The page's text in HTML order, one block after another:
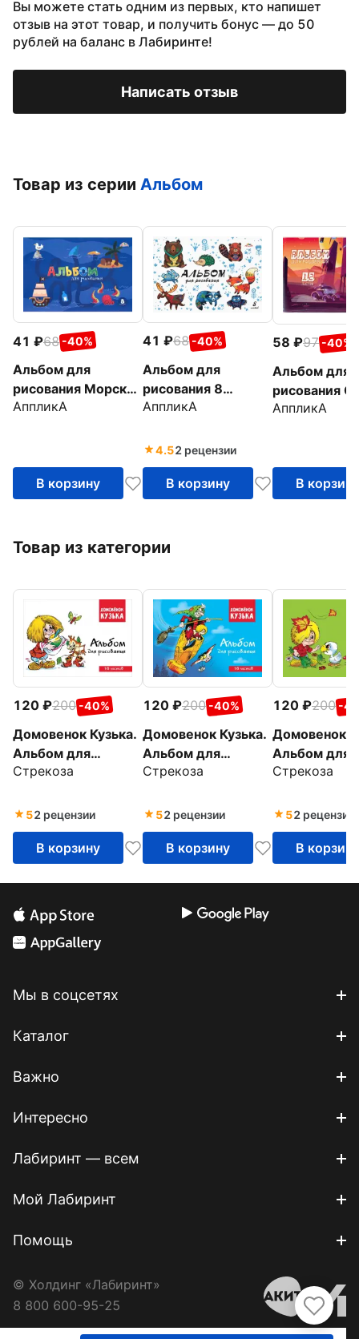
Вы можете стать одним из первых, кто напишет
отзыв на этот товар, и получить бонус — до 50
рублей на баланс в Лабиринте!
Написать отзыв
Товар из серии Альбом
41 68 -40%
Альбом для
рисования Морские
загадки, А4, 8
АппликА
В корзину
41 68 -40%
Альбом для
рисования 8
листов, Лесные
АппликА
4.52 рецензии
В корзину
58 97 -40%
Альбом для
рисования
роботы, А4,
АппликА
В корзину
Товар из категории
120 200 -40%
Домовенок Кузька.
Альбом для
рисования, 16
Стрекоза
52 рецензии
В корзину
120 200 -40%
Домовенок Кузька.
Альбом для
рисования, 16
Стрекоза
52 рецензии
В корзину
120 200 -
Домовенок
Альбом для
рисования,
Стрекоза
52 рецензии
В корзину
Мы в соцсетях
Каталог
Важно
Интересно
Лабиринт — всем
Мой Лабиринт
Помощь
© Холдинг «Лабиринт»
8 800 600-95-25